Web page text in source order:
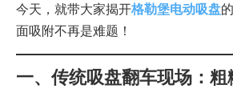
今天，就带大家揭开格勒堡电动吸盘
面吸附不再是难题！
一、传统吸盘翻车现场：